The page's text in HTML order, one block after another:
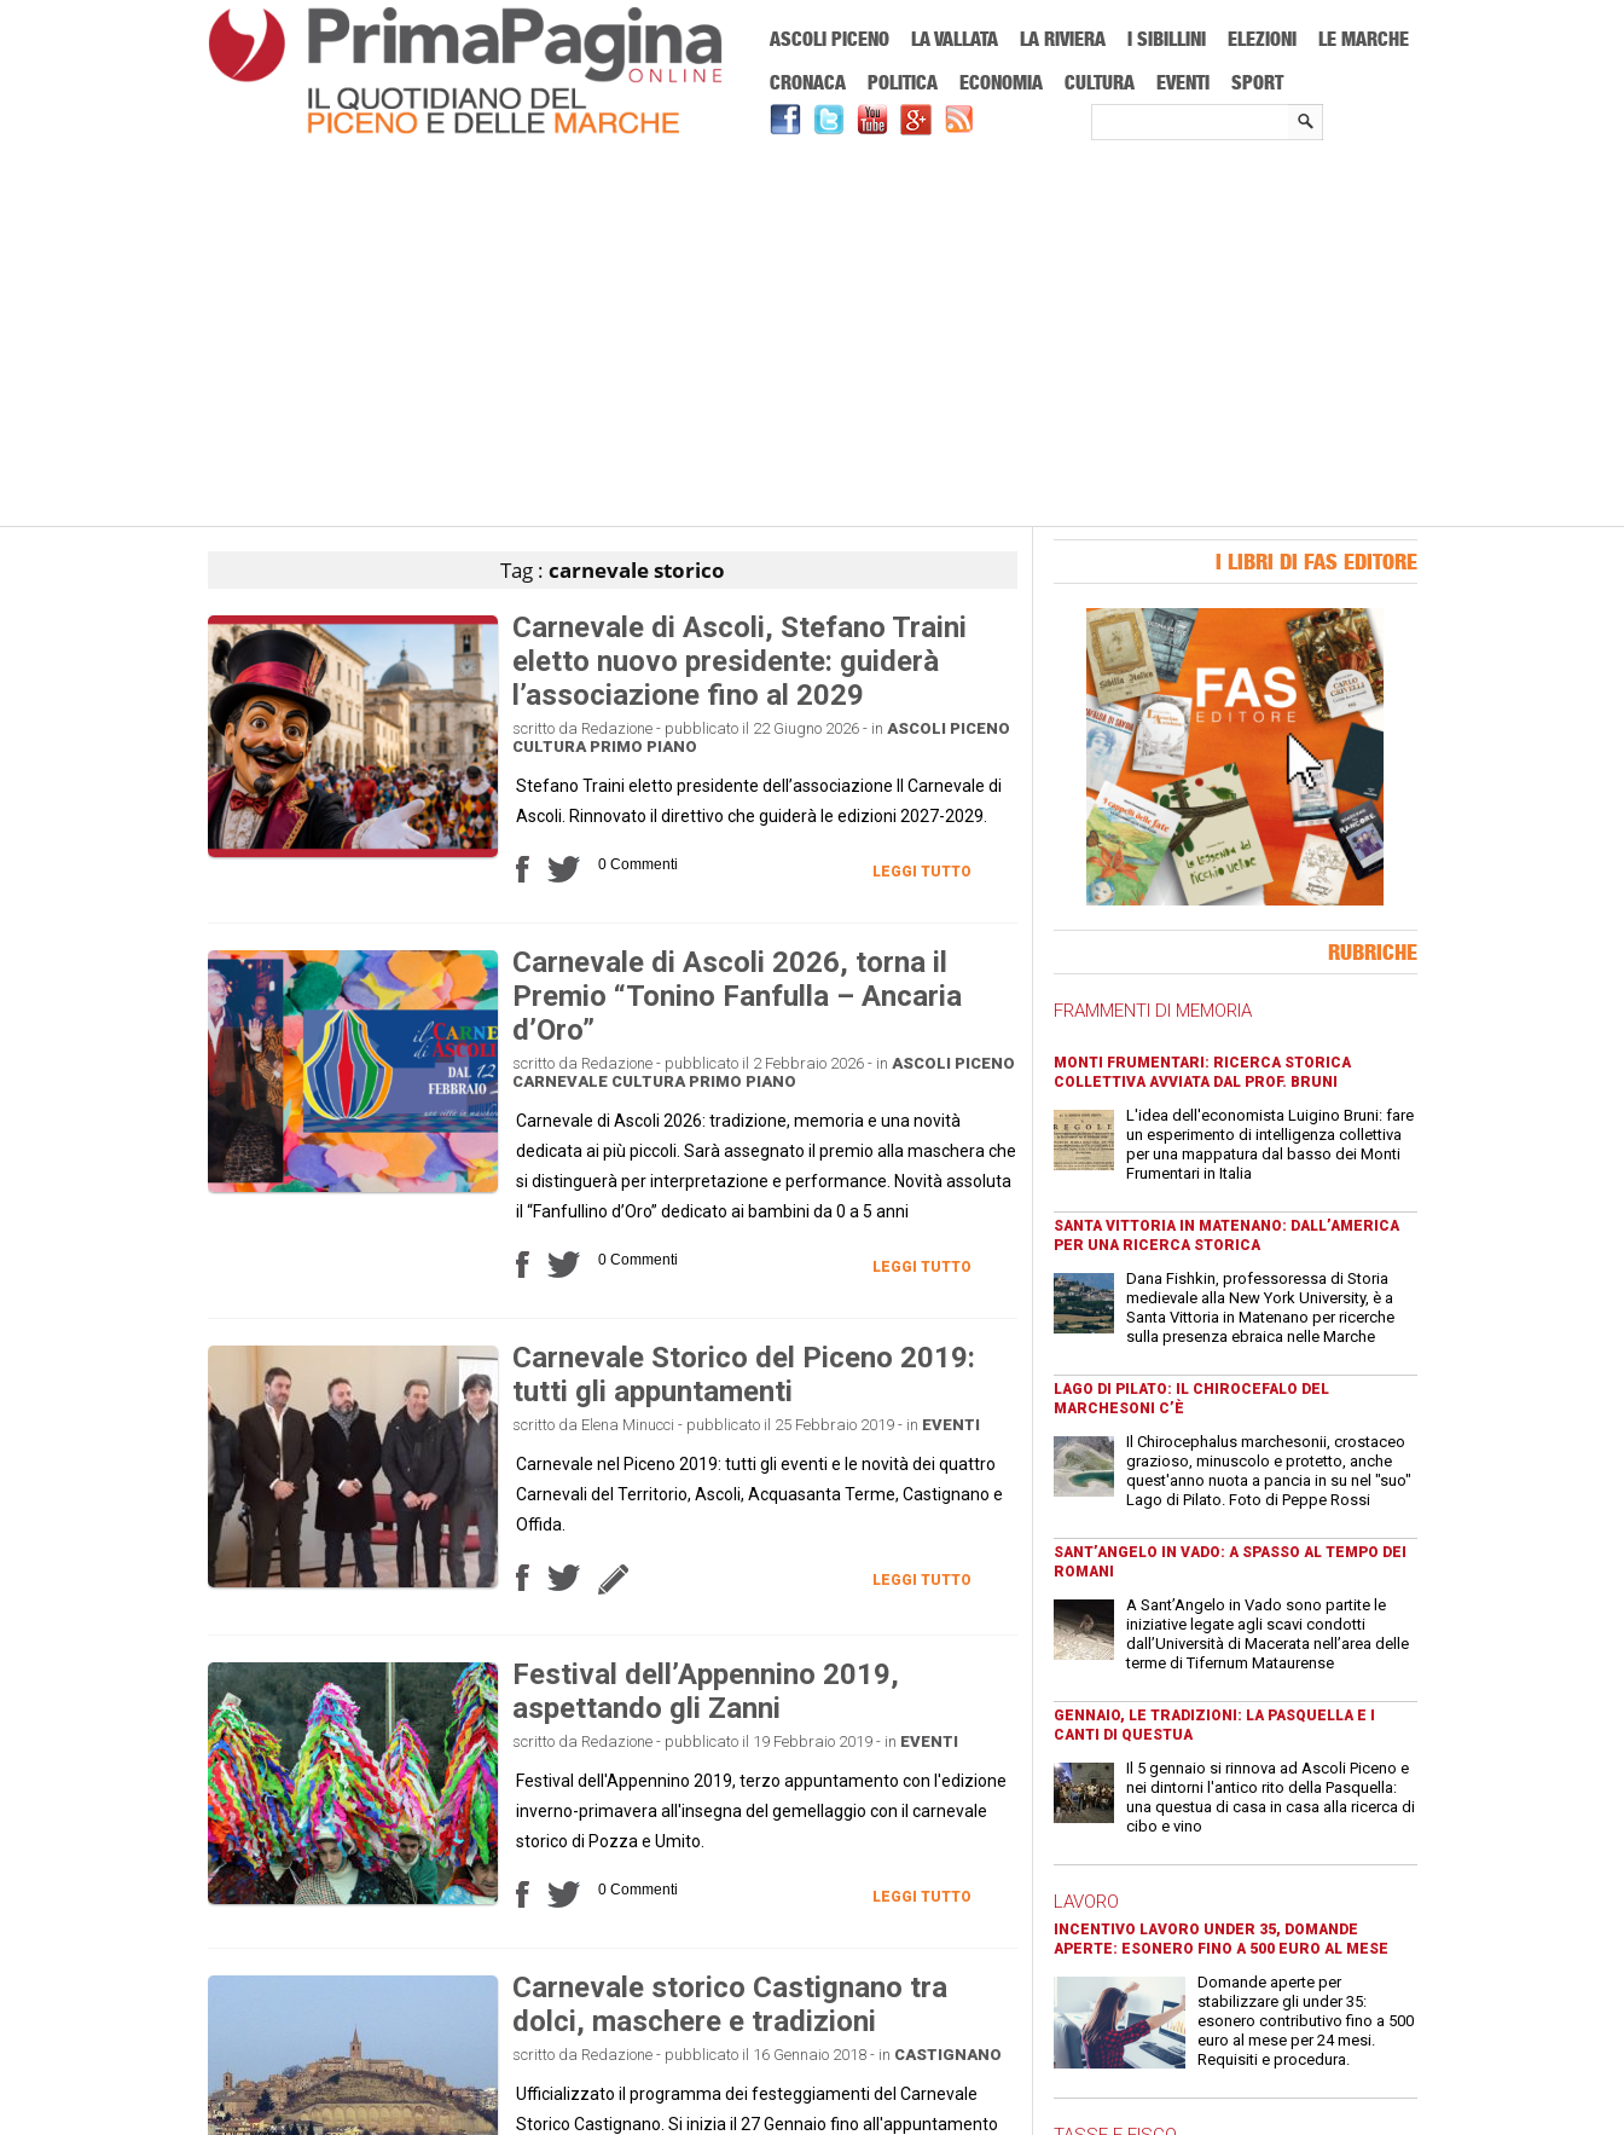
ASCOLI PICENO LA VALLATA LA RIVIERA I SIBILLINI ELEZIONI
LE MARCHE
CRONACA
POLITICA ECONOMIA CULTURA EVENTI SPORT
Tag : carnevale storico
Carnevale di Ascoli, Stefano Traini
eletto nuovo presidente: guiderà
l’associazione fino al 2029
scritto da Redazione - pubblicato il 22 Giugno 2026 - in ASCOLI PICENO
CULTURA PRIMO PIANO
Stefano Traini eletto presidente dell’associazione Il Carnevale di
Ascoli. Rinnovato il direttivo che guiderà le edizioni 2027-2029.
0 Commenti LEGGI TUTTO
Carnevale di Ascoli 2026, torna il
Premio “Tonino Fanfulla – Ancaria
d’Oro”
scritto da Redazione - pubblicato il 2 Febbraio 2026 - in ASCOLI PICENO
CARNEVALE CULTURA PRIMO PIANO
Carnevale di Ascoli 2026: tradizione, memoria e una novità
dedicata ai più piccoli. Sarà assegnato il premio alla maschera che
si distinguerà per interpretazione e performance. Novità assoluta
il “Fanfullino d’Oro” dedicato ai bambini da 0 a 5 anni
0 Commenti LEGGI TUTTO
Carnevale Storico del Piceno 2019:
tutti gli appuntamenti
scritto da Elena Minucci - pubblicato il 25 Febbraio 2019 - in EVENTI
Carnevale nel Piceno 2019: tutti gli eventi e le novità dei quattro
Carnevali del Territorio, Ascoli, Acquasanta Terme, Castignano e
Offida.
LEGGI TUTTO
Festival dell’Appennino 2019,
aspettando gli Zanni
scritto da Redazione - pubblicato il 19 Febbraio 2019 - in EVENTI
Festival dell'Appennino 2019, terzo appuntamento con l'edizione
inverno-primavera all'insegna del gemellaggio con il carnevale
storico di Pozza e Umito.
0 Commenti LEGGI TUTTO
Carnevale storico Castignano tra
dolci, maschere e tradizioni
scritto da Redazione - pubblicato il 16 Gennaio 2018 - in CASTIGNANO
Ufficializzato il programma dei festeggiamenti del Carnevale
Storico Castignano. Si inizia il 27 Gennaio fino all'appuntamento
I LIBRI DI FAS EDITORE
RUBRICHE
FRAMMENTI DI MEMORIA
MONTI FRUMENTARI: RICERCA STORICA
COLLETTIVA AVVIATA DAL PROF. BRUNI
L'idea dell'economista Luigino Bruni: fare
un esperimento di intelligenza collettiva
per una mappatura dal basso dei Monti
Frumentari in Italia
SANTA VITTORIA IN MATENANO: DALL’AMERICA
PER UNA RICERCA STORICA
Dana Fishkin, professoressa di Storia
medievale alla New York University, è a
Santa Vittoria in Matenano per ricerche
sulla presenza ebraica nelle Marche
LAGO DI PILATO: IL CHIROCEFALO DEL
MARCHESONI C’È
Il Chirocephalus marchesonii, crostaceo
grazioso, minuscolo e protetto, anche
quest'anno nuota a pancia in su nel "suo"
Lago di Pilato. Foto di Peppe Rossi
SANT’ANGELO IN VADO: A SPASSO AL TEMPO DEI
ROMANI
A Sant’Angelo in Vado sono partite le
iniziative legate agli scavi condotti
dall’Università di Macerata nell’area delle
terme di Tifernum Mataurense
GENNAIO, LE TRADIZIONI: LA PASQUELLA E I
CANTI DI QUESTUA
Il 5 gennaio si rinnova ad Ascoli Piceno e
nei dintorni l'antico rito della Pasquella:
una questua di casa in casa alla ricerca di
cibo e vino
LAVORO
INCENTIVO LAVORO UNDER 35, DOMANDE
APERTE: ESONERO FINO A 500 EURO AL MESE
Domande aperte per
stabilizzare gli under 35:
esonero contributivo fino a 500
euro al mese per 24 mesi.
Requisiti e procedura.